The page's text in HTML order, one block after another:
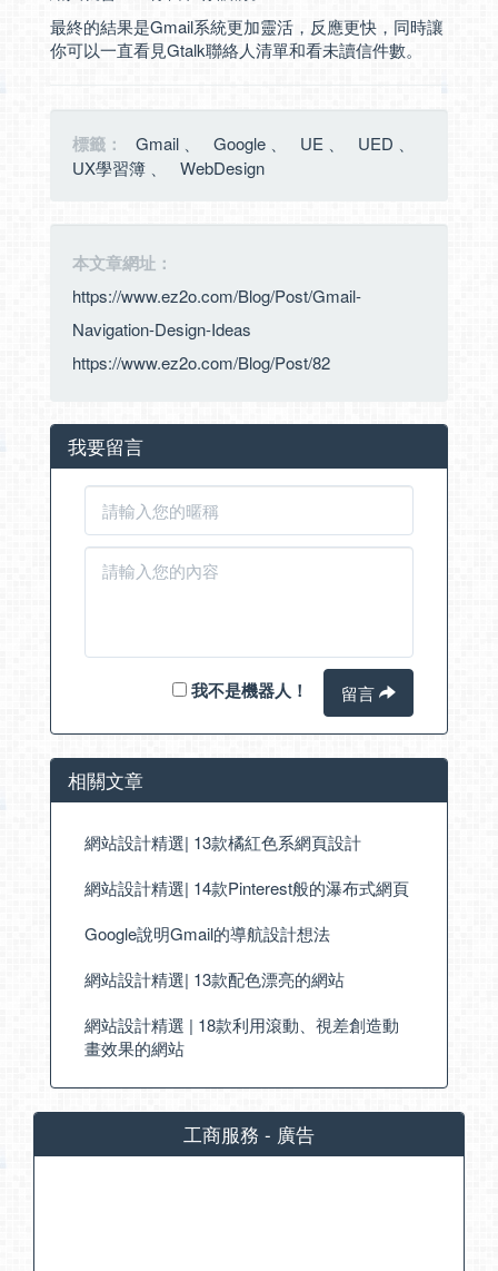
最終的結果是Gmail系統更加靈活，反應更快，同時讓
你可以一直看見Gtalk聯絡人清單和看未讀信件數。
標籤： Gmail Google UE UED
UX學習簿
WebDesign
本文章網址：
https://www.ez2o.com/Blog/Post/Gmail-
Navigation-Design-Ideas
https://www.ez2o.com/Blog/Post/82
我要留言
我不是機器人！ 留言
相關文章
網站設計精選| 13款橘紅色系網頁設計
網站設計精選| 14款Pinterest般的瀑布式網頁
Google說明Gmail的導航設計想法
網站設計精選| 13款配色漂亮的網站
網站設計精選 | 18款利用滾動、視差創造動
畫效果的網站
工商服務 - 廣告